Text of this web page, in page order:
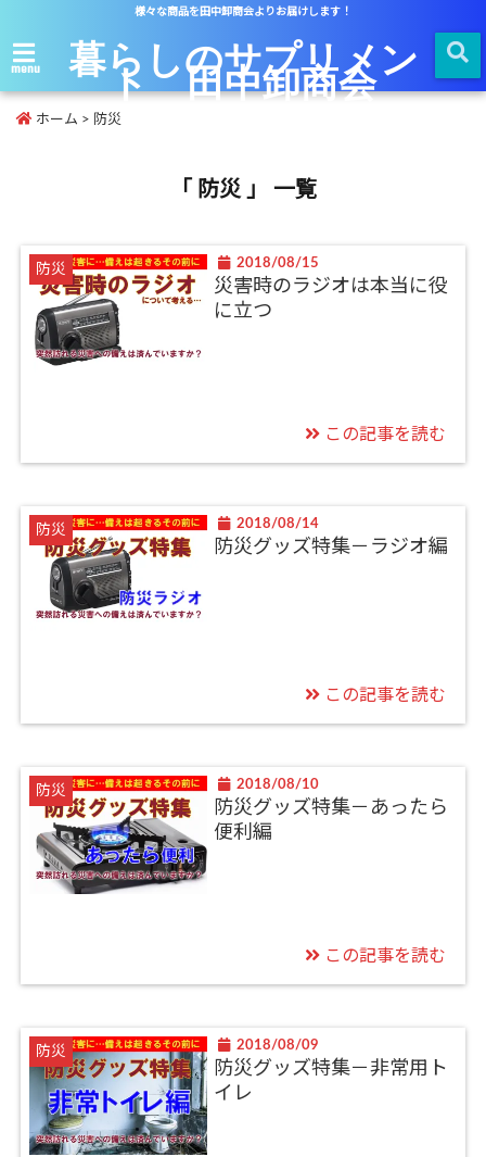
様々な商品を田中卸商会よりお届けします！
menu 暮らしのサプリメン
ト 田中卸商会
ホーム > 防災
「 防災 」 一覧
防災 2018/08/15
災害時のラジオは本当に役
に立つ
この記事を読む
防災 2018/08/14
防災グッズ特集－ラジオ編
この記事を読む
防災 2018/08/10
防災グッズ特集－あったら
便利編
この記事を読む
防災 2018/08/09
防災グッズ特集－非常用ト
イレ